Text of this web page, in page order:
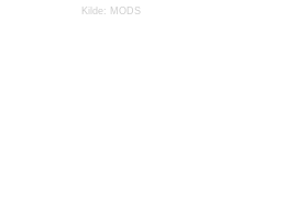
Kilde: MODS